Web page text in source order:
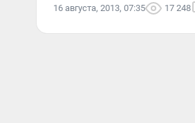
16 августа, 2013, 07:35 17 248